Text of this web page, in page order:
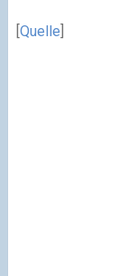
[Quelle]